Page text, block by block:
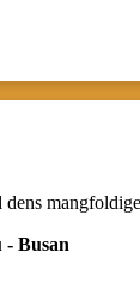
- Busan